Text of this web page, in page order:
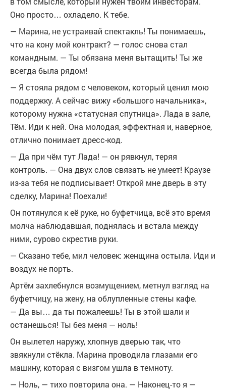
Оно просто… охладело. К тебе.
— Марина, не устраивай спектакль! Ты понимаешь,
что на кону мой контракт? — голос снова стал
командным. — Ты обязана меня вытащить! Ты же
всегда была рядом!
— Я стояла рядом с человеком, который ценил мою
поддержку. А сейчас вижу «большого начальника»,
которому нужна «статусная спутница». Лада в зале,
Тём. Иди к ней. Она молодая, эффектная и, наверное,
отлично понимает дресс-код.
— Да при чём тут Лада! — он рявкнул, теряя
контроль. — Она двух слов связать не умеет! Краузе
из-за тебя не подписывает! Открой мне дверь в эту
сделку, Марина! Поехали!
Он потянулся к её руке, но буфетчица, всё это время
молча наблюдавшая, поднялась и встала между
ними, сурово скрестив руки.
— Сказано тебе, мил человек: женщина остыла. Иди и
воздух не порть.
Артём захлебнулся возмущением, метнул взгляд на
буфетчицу, на жену, на облупленные стены кафе.
— Да вы… да ты пожалеешь! Ты в этой шали и
останешься! Ты без меня — ноль!
Он вылетел наружу, хлопнув дверью так, что
звякнули стёкла. Марина проводила глазами его
машину, которая с визгом ушла в темноту.
— Ноль, — тихо повторила она. — Наконец-то я —